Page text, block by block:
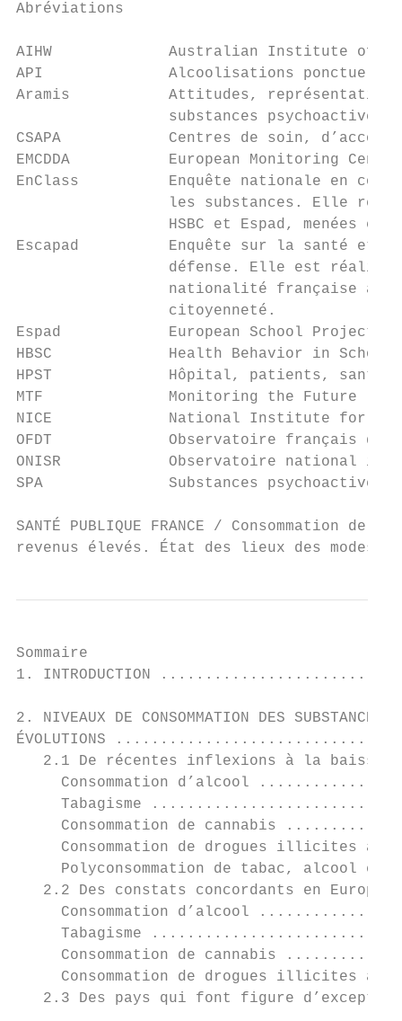
Abréviations
AIHW             Australian Institute of
API              Alcoolisations ponctuelles
Aramis           Attitudes,
                 substances psychoactives
CSAPA            Centres de soin,
EMCDDA           European Monitoring
EnClass          Enquête nationale en
les substances. Elle
HSBC et Espad, menées en
Escapad          Enquête sur la santé et
défense. Elle est
nationalité française
                 citoyenneté.
Espad            European School Project
HBSC             Health Behavior in School-
HPST             Hôpital, patients, santé
MTF              Monitoring the Future
NICE             National Institute for
OFDT             Observatoire français des
ONISR            Observatoire national
SPA              Substances psychoactives
SANTÉ PUBLIQUE FRANCE / Consommation
revenus élevés. État des lieux des modes
Sommaire
1. INTRODUCTION
2. NIVEAUX DE CONSOMMATION DES SUBSTANCES
ÉVOLUTIONS
2.1 De récentes inflexions à la baisse
Consommation d’alcool
Tabagisme
Consommation de cannabis
Consommation de drogues illicites
Polyconsommation de tabac, alcool et
2.2 Des constats concordants en Europe
Consommation d’alcool
Tabagisme
Consommation de cannabis
Consommation de drogues illicites
2.3 Des pays qui font figure